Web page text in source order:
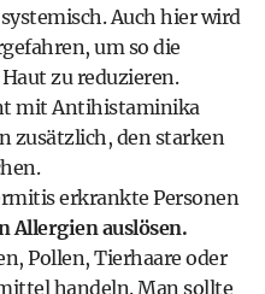
Auch hier wird
um so die
zu reduzieren.
mit Antihistaminika
zusätzlich, den starken
erkrankte Personen
Allergien auslösen.
Pollen, Tierhaare oder
handeln. Man sollte